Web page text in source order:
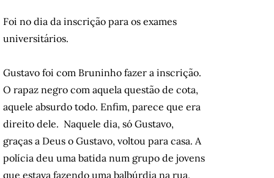
Foi no dia da inscrição para os exames
universitários.
Gustavo foi com Bruninho fazer a inscrição.
O rapaz negro com aquela questão de cota,
aquele absurdo todo. Enfim, parece que era
direito dele. Naquele dia, só Gustavo,
graças a Deus o Gustavo, voltou para casa. A
polícia deu uma batida num grupo de jovens
que estava fazendo uma balbúrdia na rua,